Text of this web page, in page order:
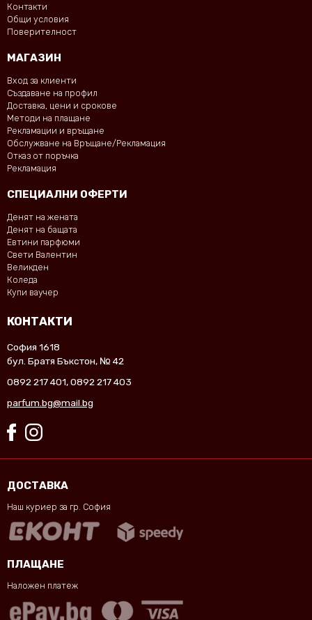
Контакти
Общи условия
Поверителност
МАГАЗИН
Вход за клиенти
Създаване на профил
Доставка, цени и срокове
Методи на плащане
Рекламации и връщане
Обслужване на Връщане/Рекламация
Отказ от поръчка
Рекламация
СПЕЦИАЛНИ ОФЕРТИ
Денят на жената
Денят на бащата
Евтини парфюми
Свети Валентин
Великден
Коледа
Купи ваучер
КОНТАКТИ
София 1618
бул. Братя Бъкстон, № 42
0892 217 401,0892 217 403
parfum.bg@mail.bg
ДОСТАВКА
Наш куриер за гр. София
ПЛАЩАНЕ
Наложен платеж